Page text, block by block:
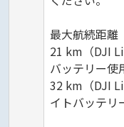
最大航続距離
21 km（DJI
バッテリー使
32 km（DJI
イトバッテリ